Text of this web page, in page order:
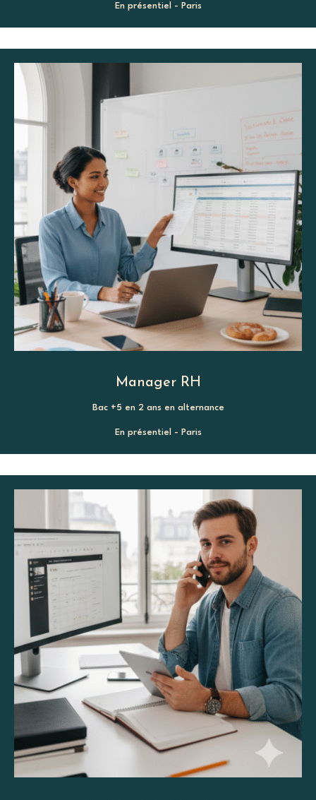
En présentiel - Paris
Manager RH
Bac +5 en 2 ans en alternance
En présentiel - Paris